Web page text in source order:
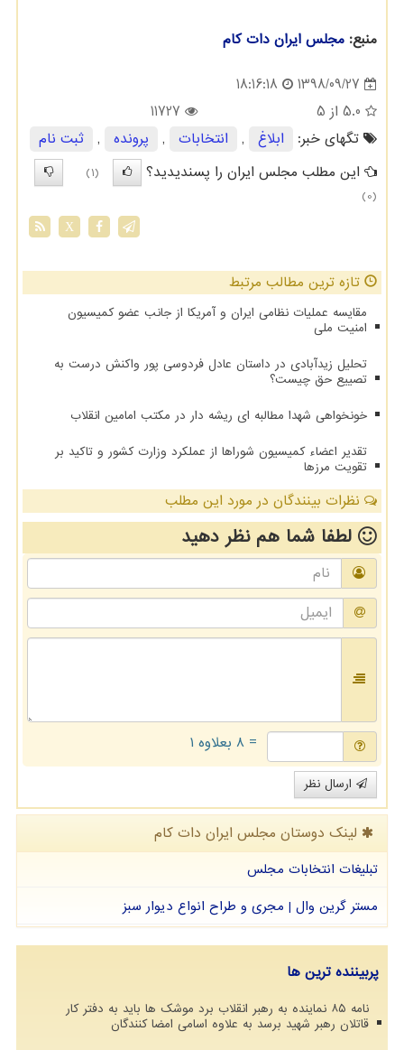
منبع: مجلس ایران دات كام
1398/09/27
18:16:18
5.0 از 5
11727
تگهای خبر:
ابلاغ , انتخابات , پرونده ,
ثبت نام
این مطلب مجلس ایران را پسندیدید؟
(1)
(0)
X
تازه ترین مطالب مرتبط
مقایسه عملیات نظامی ایران و آمریکا از جانب عضو کمیسیون
امنیت ملی
تحلیل زیدآبادی در داستان عادل فردوسی پور واکنش درست به
تصییع حق چیست؟
خونخواهی شهدا مطالبه ای ریشه دار در مکتب امامین انقلاب
تقدیر اعضاء کمیسیون شوراها از عملکرد وزارت کشور و تاکید بر
تقویت مرزها
نظرات بینندگان در مورد این مطلب
لطفا شما همنظر دهید
= ۸ بعلاوه ۱
ارسال نظر
لینک دوستان مجلس ایران دات كام
تبلیغات انتخابات مجلس
مستر گرین وال | مجری و طراح انواع دیوار سبز
پربیننده ترین ها
نامه ۸۵ نماینده به رهبر انقلاب برد موشک ها باید به دفتر کار
قاتلان رهبر شهید برسد به علاوه اسامی امضا کنندگان